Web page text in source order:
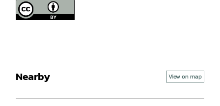
Nearby View on map